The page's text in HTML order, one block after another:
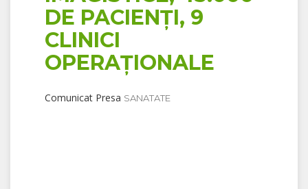
DE PACIENȚI, 9
CLINICI
OPERAȚIONALE
Comunicat Presa SANATATE